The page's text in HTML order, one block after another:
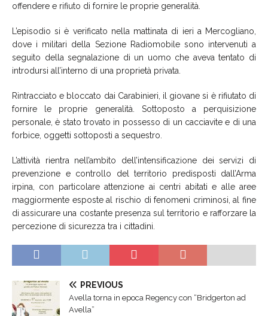
offendere e rifiuto di fornire le proprie generalità.
L’episodio si è verificato nella mattinata di ieri a Mercogliano,
dove i militari della Sezione Radiomobile sono intervenuti a
seguito della segnalazione di un uomo che aveva tentato di
introdursi all’interno di una proprietà privata.
Rintracciato e bloccato dai Carabinieri, il giovane si è rifiutato di
fornire le proprie generalità. Sottoposto a perquisizione
personale, è stato trovato in possesso di un cacciavite e di una
forbice, oggetti sottoposti a sequestro.
L’attività rientra nell’ambito dell’intensificazione dei servizi di
prevenzione e controllo del territorio predisposti dall’Arma
irpina, con particolare attenzione ai centri abitati e alle aree
maggiormente esposte al rischio di fenomeni criminosi, al fine
di assicurare una costante presenza sul territorio e rafforzare la
percezione di sicurezza tra i cittadini.
PREVIOUS
Avella torna in epoca Regency con “Bridgerton ad
Avella”